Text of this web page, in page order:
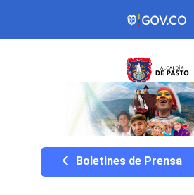
Boletines de Prensa